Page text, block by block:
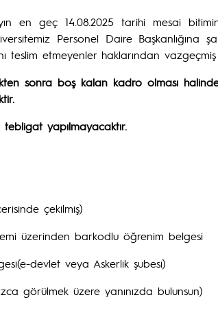
en geç 14.08.2025 tarihi mesai
Personel Daire Başkanlığına
teslim etmeyenler haklarından vazgeçmiş
sonra boş kalan kadro olması
yapılmayacaktır.
çekilmiş)
üzerinden barkodlu öğrenim belgesi
devlet veya Askerlik şubesi)
görülmek üzere yanınızda bulunsun)